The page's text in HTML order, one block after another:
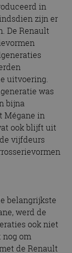
in
zijn er
De Renault
uitvoering.
was
bijna
Mégane in
ook blijft uit
vijfdeurs
belangrijkste
werd de
ook niet
nog om
de Renault